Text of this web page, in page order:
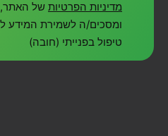
מדיניות הפרטיותשל האתר,
ומסכים/ה לשמירת המידע לצורך
טיפול בפנייתי (חובה)